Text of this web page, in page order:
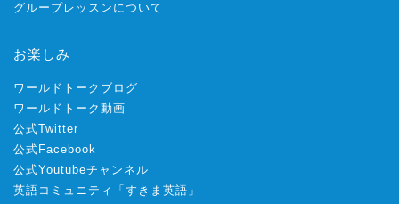
グループレッスンについて
お楽しみ
ワールドトークブログ
ワールドトーク動画
公式Twitter
公式Facebook
公式Youtubeチャンネル
英語コミュニティ「すきま英語」